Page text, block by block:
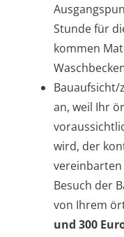
Stunde für
kommen
Bauaufsicht/
an, weil Ihr
wird, der
vereinbarten
Besuch der
von Ihrem
und 300